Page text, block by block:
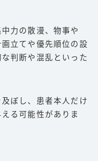
力の散漫、物事や
立てや優先順位の設
判断や混乱といった
ぼし、患者本人だけ
る可能性がありま